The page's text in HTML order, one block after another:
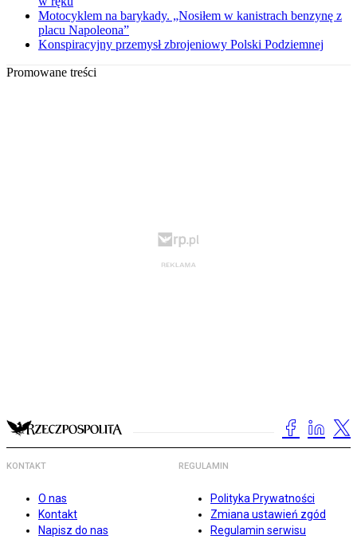
Motocyklem na barykady. „Nosiłem w kanistrach benzynę z
placu Napoleona”
Konspiracyjny przemysł zbrojeniowy Polski Podziemnej
Promowane treści
KONTAKT
O nas
Kontakt
Napisz do nas
REGULAMIN
Polityka Prywatności
Zmiana ustawień zgód
Regulamin serwisu